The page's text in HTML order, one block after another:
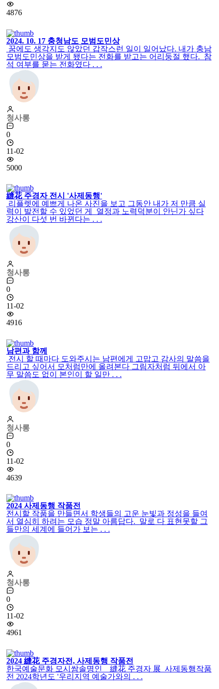
4876
2024. 10. 17 충청남도 모범도민상
꿈에도 생각지도 않았던 갑작스런 일이 일어났다. 내가 충남
모범도민상을 받게 됐다는 전화를 받고는 어리둥절 했다. 참
석 여부를 묻는 전화였다 . . .
청사롱
0
11-02
5000
縫花 주경자 전시 '사제동행'
리플렛에 예쁘게 나온 사진을 보고 그동안 내가 저 만큼 실
력이 발전할 수 있었던 게 열정과 노력덕분이 안닌가 싶다
강산이 다섯 번 바뀐다는 . . .
청사롱
0
11-02
4916
남편과 함께
전시 할 때마다 도와주시는 남편에게 고맙고 감사의 말씀을
드리고 싶어서 모처럼만에 올려본다 그림자처럼 뒤에서 아
무 말씀도 없이 본인이 할 일만 . . .
청사롱
0
11-02
4639
2024 사제동행 작품전
전시할 작품을 만들면서 학생들의 고운 눈빛과 정성을 들여
서 열심히 하려는 모습 정말 아름답다. 말로 다 표현못할 그
들만의 세계에 들어가 보는 . . .
청사롱
0
11-02
4961
2024 縫花 주경자전, 사제동행 작품전
한국예술문화 모시쌈솔명인 縫花 주경자 展 사제동행작품
전 2024학년도 '우리지역 예술가와의 . . .